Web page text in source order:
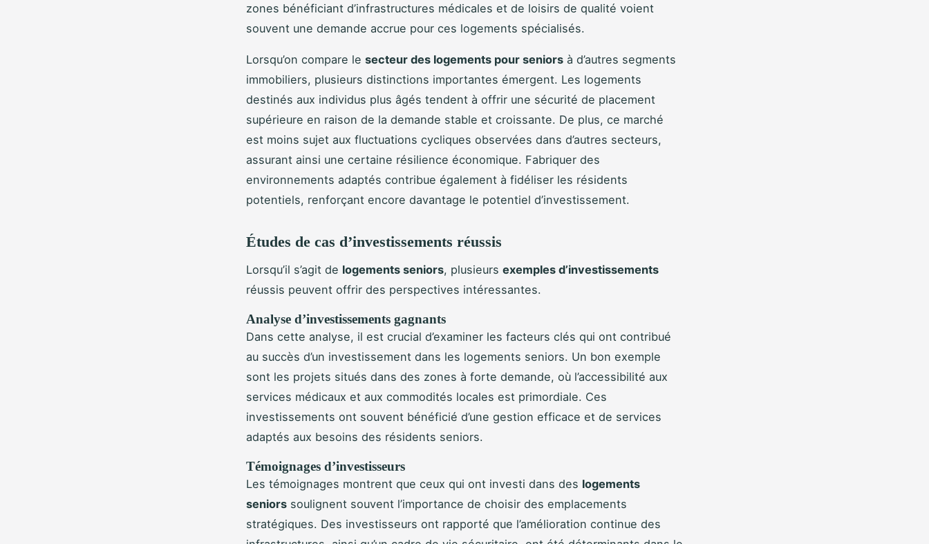
zones bénéficiant d’infrastructures médicales et de loisirs de qualité voient
souvent une demande accrue pour ces logements spécialisés.
Lorsqu’on compare le secteur des logements pour seniors à d’autres segments
immobiliers, plusieurs distinctions importantes émergent. Les logements
destinés aux individus plus âgés tendent à offrir une sécurité de placement
supérieure en raison de la demande stable et croissante. De plus, ce marché
est moins sujet aux fluctuations cycliques observées dans d’autres secteurs,
assurant ainsi une certaine résilience économique. Fabriquer des
environnements adaptés contribue également à fidéliser les résidents
potentiels, renforçant encore davantage le potentiel d’investissement.
Études de cas d’investissements réussis
Lorsqu’il s’agit de logements seniors, plusieurs exemples d’investissements
réussis peuvent offrir des perspectives intéressantes.
Analyse d’investissements gagnants
Dans cette analyse, il est crucial d’examiner les facteurs clés qui ont contribué
au succès d’un investissement dans les logements seniors. Un bon exemple
sont les projets situés dans des zones à forte demande, où l’accessibilité aux
services médicaux et aux commodités locales est primordiale. Ces
investissements ont souvent bénéficié d’une gestion efficace et de services
adaptés aux besoins des résidents seniors.
Témoignages d’investisseurs
Les témoignages montrent que ceux qui ont investi dans des logements
seniors soulignent souvent l’importance de choisir des emplacements
stratégiques. Des investisseurs ont rapporté que l’amélioration continue des